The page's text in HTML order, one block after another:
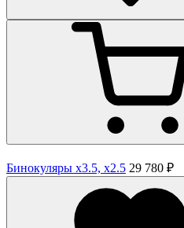
Бинокуляры x3.5, x2.5 29 780 ₽